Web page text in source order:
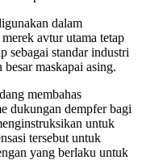
dalam
avtur utama tetap
sebagai standar industri
maskapai asing.
membahas
dukungan dempfer bagi
untuk
tersebut untuk
yang berlaku untuk